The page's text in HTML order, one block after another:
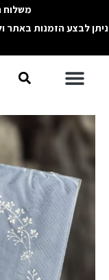
לתוכן
משלוח
ניתן לבצע הזמנות באתר
תפריט